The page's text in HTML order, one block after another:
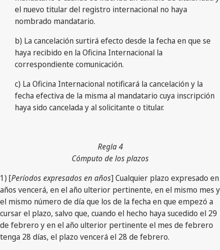
el nuevo titular del registro internacional no haya
nombrado mandatario.
b) La cancelación surtirá efecto desde la fecha en que se
haya recibido en la Oficina Internacional la
correspondiente comunicación.
c) La Oficina Internacional notificará la cancelación y la
fecha efectiva de la misma al mandatario cuya inscripción
haya sido cancelada y al solicitante o titular.
Regla 4
Cómputo de los plazos
1) [Períodos expresados en años] Cualquier plazo expresado en
años vencerá, en el año ulterior pertinente, en el mismo mes y
el mismo número de día que los de la fecha en que empezó a
cursar el plazo, salvo que, cuando el hecho haya sucedido el 29
de febrero y en el año ulterior pertinente el mes de febrero
tenga 28 días, el plazo vencerá el 28 de febrero.